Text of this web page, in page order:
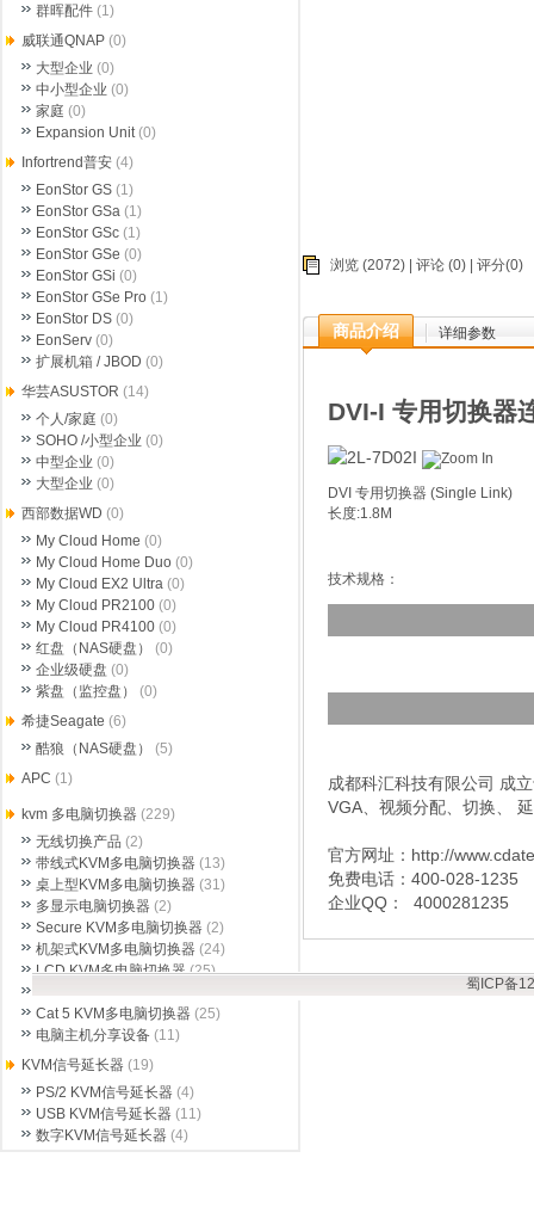
浏览 (2072) | 评论 (0) | 评分(0)
商品介绍 详细参数
DVI-I 专用切换器
DVI 专用切换器 (Single Link)
长度:1.8M
技术规格：
成都科汇科技有限公司 成
VGA、视频分配、切换、
官方网址：http://
免费电话：400-028-1235
企业QQ： 4000281235
蜀ICP备
群晖配件 (1)
威联通QNAP (0)
大型企业 (0)
中小型企业 (0)
家庭 (0)
Expansion Unit(0)
Infortrend普安 (4)
EonStor GS (1)
EonStor GSa (1)
EonStor GSc (1)
EonStor GSe (0)
EonStor GSi (0)
EonStor GSe Pro (1)
EonStor DS (0)
EonServ (0)
扩展机箱 / JBOD (0)
华芸ASUSTOR (14)
个人/家庭 (0)
SOHO /小型企业 (0)
中型企业 (0)
大型企业 (0)
西部数据WD (0)
My Cloud Home (0)
My Cloud Home Duo (0)
My Cloud EX2 Ultra (0)
My Cloud PR2100 (0)
My Cloud PR4100 (0)
红盘（NAS硬盘）
(0)
企业级硬盘 (0)
紫盘（监控盘）
(0)
希捷Seagate (6)
酷狼（NAS硬盘）
(5)
APC (1)
kvm 多电脑切换器 (229)
无线切换产品 (2)
带线式KVM多电脑切换器 (13)
桌上型KVM多电脑切换器 (31)
多显示电脑切换器 (2)
Secure KVM多电脑切换器 (2)
机架式KVM多电脑切换器 (24)
LCD KVM多电脑切换器(25)
远程KVM多电脑切换器(29)
Cat 5 KVM多电脑切换器 (25)
电脑主机分享设备 (11)
KVM信号延长器 (19)
PS/2 KVM信号延长器 (4)
USB KVM信号延长器 (11)
数字KVM信号延长器 (4)